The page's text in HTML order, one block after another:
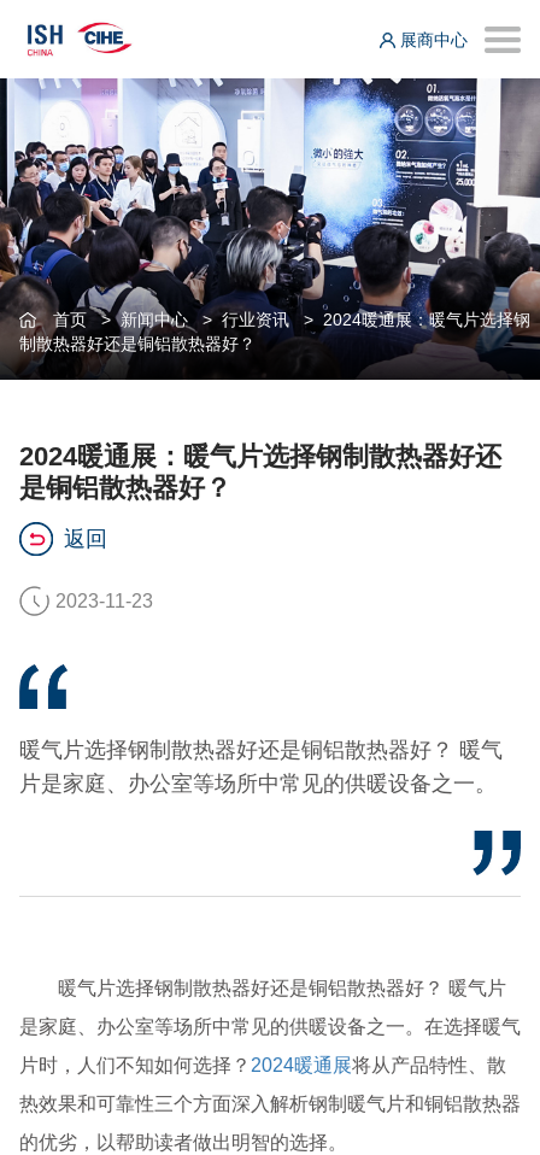
展商中心
首页>新闻中心>行业资讯> 2024暖通展：暖气片选择钢
制散热器好还是铜铝散热器好？
2024暖通展：暖气片选择钢制散热器好还
是铜铝散热器好？
返回
2023-11-23
暖气片选择钢制散热器好还是铜铝散热器好？ 暖气
片是家庭、办公室等场所中常见的供暖设备之一。
暖气片选择钢制散热器好还是铜铝散热器好？ 暖气片
是家庭、办公室等场所中常见的供暖设备之一。在选择暖气
片时，人们不知如何选择？ 2024暖通展将从产品特性、散
热效果和可靠性三个方面深入解析钢制暖气片和铜铝散热器
的优劣，以帮助读者做出明智的选择。